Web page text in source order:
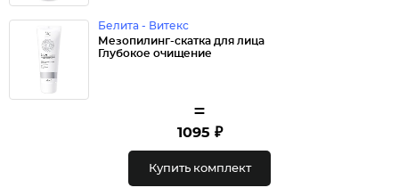
Белита - Витекс
Мезопилинг-скатка для лица
Глубокое очищение
=
1095 ₽
Купить комплект